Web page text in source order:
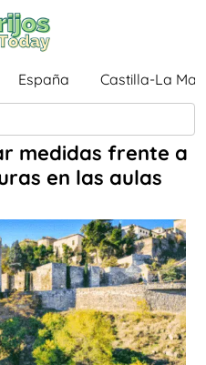
España Castilla-La
medidas frente a
en las aulas